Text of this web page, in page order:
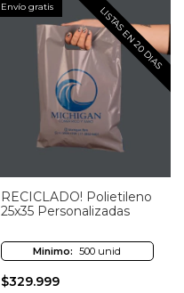
Envío gratis LISTAS EN 20 DIAS
RECICLADO! Polietileno
25x35 Personalizadas
Minimo: 500 unid
$329.999